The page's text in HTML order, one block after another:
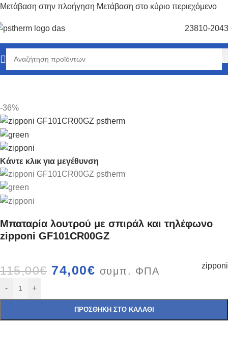
Μετάβαση στην πλοήγηση Μετάβαση στο κύριο περιεχόμενο
23810-
Αρχική σελίδα/Ύδρευση-Αποχέτευση
-36%
Κάντε κλικ για μεγέθυνση
Mπαταρία λουτρού με σπιράλ και τηλέφωνο
zipponi GF101CR00GZ
115,00€ 74,00€ συμπ. ΦΠΑ zipponi
- +
ΠΡΟΣΘΉΚΗ ΣΤΟ ΚΑΛΆΘΙ